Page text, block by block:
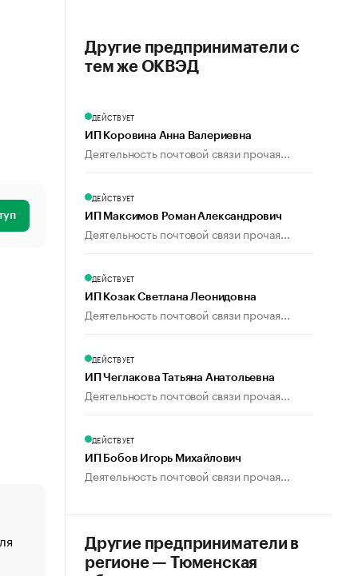
«От спорта тело стареет иначе». Как живет глава
создавшей GTA
Другие предприниматели с
тем же ОКВЭД
ДЕЙСТВУЕТ
ИП Коровина Анна Валериевна
Деятельность почтовой связи прочая...
ДЕЙСТВУЕТ
ИП Максимов Роман Александрович
Деятельность почтовой связи прочая...
ДЕЙСТВУЕТ
ИП Козак Светлана Леонидовна
Деятельность почтовой связи прочая...
ДЕЙСТВУЕТ
ИП Чеглакова Татьяна Анатольевна
Деятельность почтовой связи прочая...
ДЕЙСТВУЕТ
ИП Бобов Игорь Михайлович
Деятельность почтовой связи прочая...
Другие предприниматели в
регионе — Тюменская